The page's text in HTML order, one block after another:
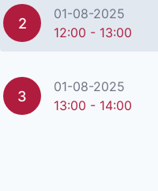
2
01-08-2025
12:00 - 13:00
3
01-08-2025
13:00 - 14:00